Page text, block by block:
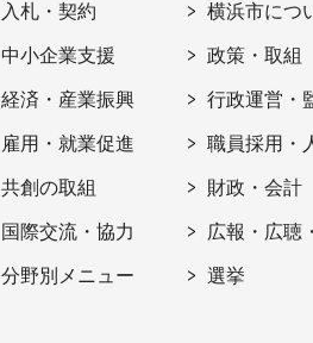
入札・契約
中小企業支援
経済・産業振興
雇用・就業促進
共創の取組
国際交流・協力
分野別メニュー
横浜市につ
政策・取組
行政運営・
職員採用・
財政・会計
広報・広聴
選挙